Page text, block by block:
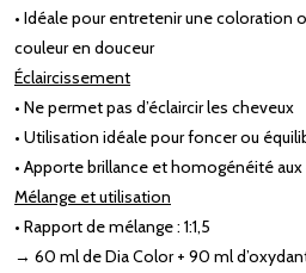
• Idéale pour entretenir une coloration
couleur en douceur
Éclaircissement
• Ne permet pas d’éclaircir les cheveux
• Utilisation idéale pour foncer ou
• Apporte brillance et homogénéité
Mélange et utilisation
• Rapport de mélange : 1:1,5
→ 60 ml de Dia Color + 90 ml